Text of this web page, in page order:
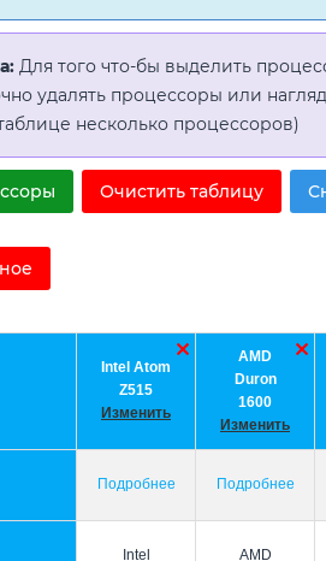
Для того что-бы выделить
удалять процессоры или
несколько процессоров)
Очистить таблицу
Intel Atom
Z515
Изменить
AMD
Duron
1600
Изменить
Подробнее Подробнее
Intel AMD